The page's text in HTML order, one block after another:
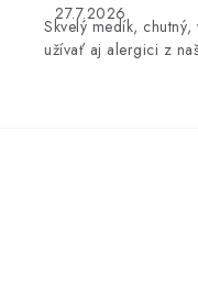
27.7.2026
Skvelý medík,
užívať aj alergici z